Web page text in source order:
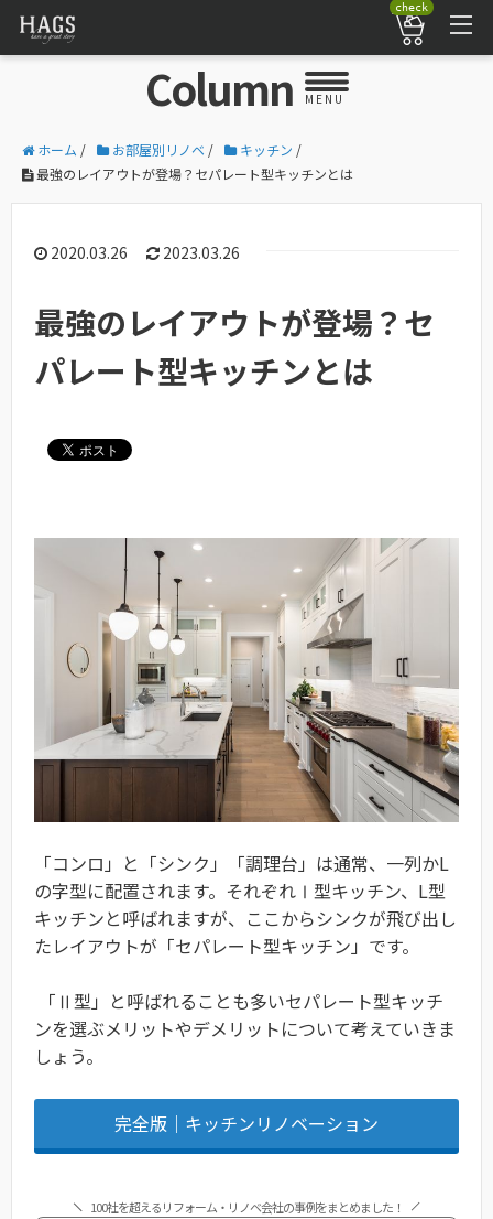
check
Column MENU
ホーム / お部屋別リノベ / キッチン /
最強のレイアウトが登場？セパレート型キッチンとは
2020.03.26 2023.03.26
最強のレイアウトが登場？セ
パレート型キッチンとは
「コンロ」と「シンク」「調理台」は通常、一列かL
の字型に配置されます。それぞれⅠ型キッチン、L型
キッチンと呼ばれますが、ここからシンクが飛び出し
たレイアウトが「セパレート型キッチン」です。
「Ⅱ型」と呼ばれることも多いセパレート型キッチ
ンを選ぶメリットやデメリットについて考えていきま
しょう。
完全版｜キッチンリノベーション
100社を超えるリフォーム・リノベ会社の事例をまとめました！